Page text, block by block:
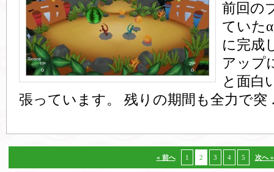
前回の
ていた
に完成
アップ
と面白
張っています。 残りの期間も全力で
« 前へ 1 2 3 4 5 次へ »